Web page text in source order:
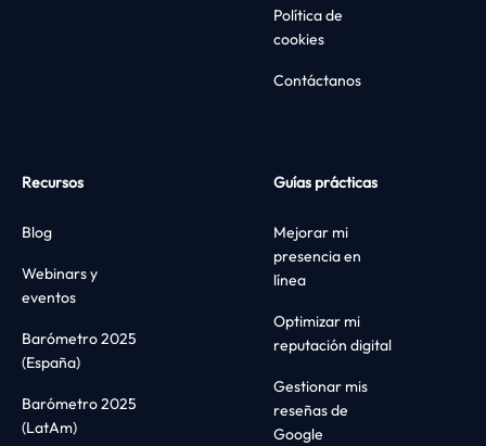
Política de
cookies
Contáctanos
Recursos
Blog
Webinars y
eventos
Barómetro 2025
(España)
Barómetro 2025
(LatAm)
Guías prácticas
Mejorar mi
presencia en
línea
Optimizar mi
reputación digital
Gestionar mis
reseñas de
Google